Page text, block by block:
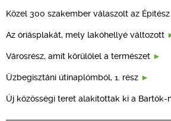
Közel 300 szakember válaszolt az Építész
Az óriásplakát, mely lakóhellyé változott
Városrész, amit körülölel a természet
Üzbegisztáni útinaplómból, 1. rész
Új közösségi teret alakítottak ki a Bartók-